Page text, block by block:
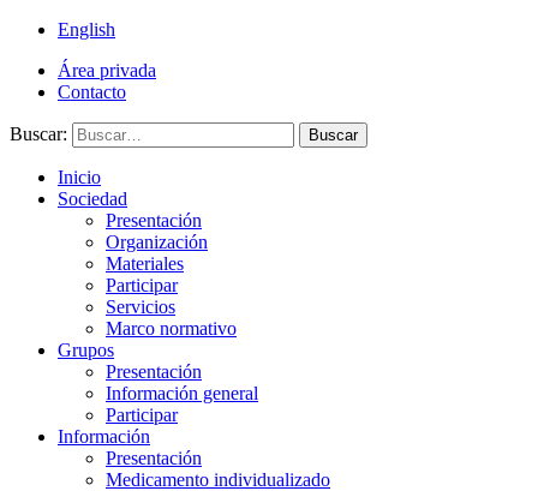
English
Área privada
Contacto
Buscar: Buscar
Inicio
Sociedad
Presentación
Organización
Materiales
Participar
Servicios
Marco normativo
Grupos
Presentación
Información general
Participar
Información
Presentación
Medicamento individualizado